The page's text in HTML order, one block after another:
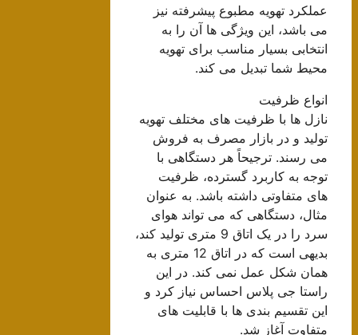
عملکرد تهویه مطبوع پیشرفته نیز
می باشد، این ویژگی ها آن را به
انتخابی بسیار مناسب برای تهویه
محیط شما تبدیل می کند.
انواع ظرفیت
نازل ها با ظرفیت های مختلف تهویه
تولید و در بازار مصرف به فروش
می رسند. ترجیحاً هر دستگاهی با
توجه به کاربرد گسترده، ظرفیت
های متفاوتی داشته باشد. به عنوان
مثال، دستگاهی که می تواند هوای
سرد را در یک اتاق 9 متری تولید کند،
بدیهی است که در اتاق 12 متری به
همان شکل عمل نمی کند. در این
راستا جی پلاس احساس نیاز کرد و
این تقسیم بندی ها با قابلیت های
متفاوت آغاز شد.